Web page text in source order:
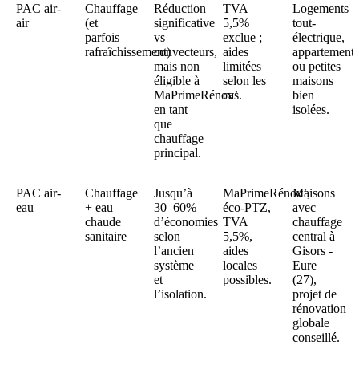
PAC air-
air
Chauffage
(et
parfois
rafraîchissement)
Réduction
significative
vs
convecteurs,
mais non
éligible à
MaPrimeRénov’
en tant
que
chauffage
principal.​
TVA
5,5%
exclue ;
aides
limitées
selon les
cas.​
Logements
tout-
électrique,
appartements
ou petites
maisons
bien
isolées.​
PAC air-
eau
Chauffage
+ eau
chaude
sanitaire
Jusqu’à
30–60%
d’économies
selon
l’ancien
système
et
l’isolation.​
MaPrimeRénov’,
éco-PTZ,
TVA
5,5%,
aides
locales
possibles.​
Maisons
avec
chauffage
central à
Gisors -
Eure
(27),
projet de
rénovation
globale
conseillé.​